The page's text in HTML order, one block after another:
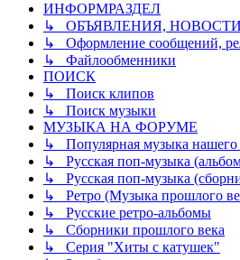
ИНФОРМРАЗДЕЛ
↳ ОБЪЯВЛЕНИЯ,
↳ Оформление сообщений,
↳ Файлообменники
ПОИСК
↳ Поиск клипов
↳ Поиск музыки
МУЗЫКА НА ФОРУМЕ
↳ Популярная музыка нашего
↳ Русская поп-музыка
↳ Русская поп-музыка
↳ Ретро (Музыка прошлого
↳ Русские ретро-альбомы
↳ Сборники прошлого века
↳ Серия "Хиты с катушек"